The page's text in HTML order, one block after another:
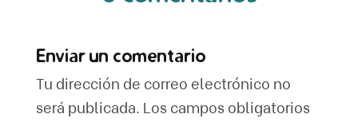
Enviar un comentario
Tu dirección de correo electrónico no
será publicada. Los campos obligatorios